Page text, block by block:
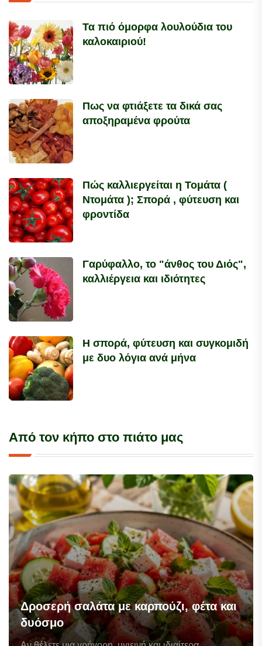
Τα πιό όμορφα λουλούδια του
καλοκαιριού!
Πως να φτιάξετε τα δικά σας
αποξηραμένα φρούτα
Πώς καλλιεργείται η Τομάτα (
Ντομάτα ); Σπορά , φύτευση και
φροντίδα
Γαρύφαλλο, το "άνθος του Διός",
καλλιέργεια και ιδιότητες
Η σπορά, φύτευση και συγκομιδή
με δυο λόγια ανά μήνα
Από τον κήπο στο πιάτο μας
Δροσερή σαλάτα με καρπούζι, φέτα και
δυόσμο